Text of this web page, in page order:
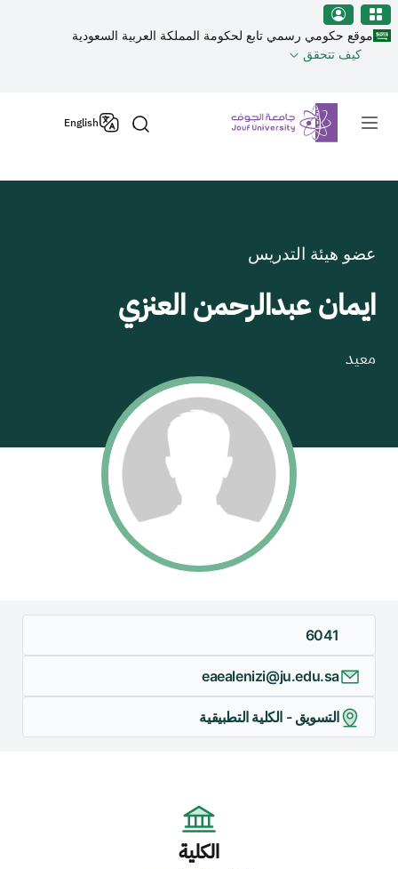
منطقة الجوف-جامعة الجوف
تجاوز إلى المحتوى الرئيسي
موقع حكومي رسمي تابع لحكومة المملكة العربية السعودية
كيف تتحقق
Primary menu
English
عضو هيئة التدريس
ايمان عبدالرحمن العنزي
معيد
6041
eaealenizi@ju.edu.sa
التسويق - الكلية التطبيقية
الكلية